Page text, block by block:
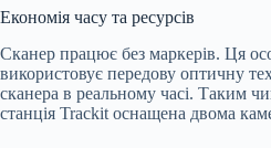
Економія часу та ресурсів
Сканер працює без маркерів. Ця
використовує передову оптичну
сканера в реальному часі. Таким
станція Trackit оснащена двома